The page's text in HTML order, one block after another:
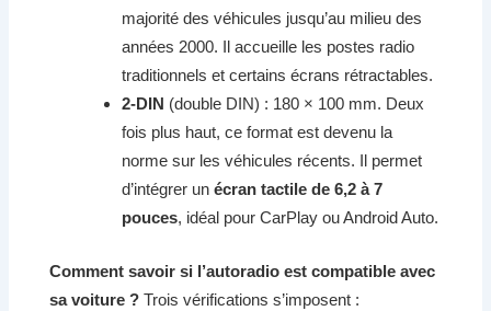
majorité des véhicules jusqu’au milieu des
années 2000. Il accueille les postes radio
traditionnels et certains écrans rétractables.
2-DIN (double DIN) : 180 × 100 mm. Deux
fois plus haut, ce format est devenu la
norme sur les véhicules récents. Il permet
d’intégrer unécran tactile de 6,2 à 7
pouces, idéal pour CarPlay ou Android Auto.
Comment savoir si l’autoradio est compatible avec
sa voiture ? Trois vérifications s’imposent :